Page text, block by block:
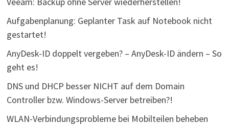
Aufgabenplanung: Geplanter Task auf Notebook nicht
gestartet!
AnyDesk-ID doppelt vergeben? – AnyDesk-ID ändern – So
geht es!
DNS und DHCP besser NICHT auf dem Domain
Controller bzw. Windows-Server betreiben?!
WLAN-Verbindungsprobleme bei Mobilteilen beheben